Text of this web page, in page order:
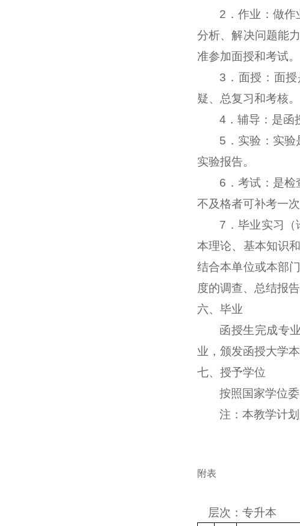
2 ．作业：做
分析、解决问题能
准参加面授和考试。
3 ．面授：面
疑、总复习和考核。
4 ．辅导：是
5 ．实验：实
实验报告。
6 ．考试：是
不及格者可补考一
7 ．毕业实习
本理论、基本知识
结合本单位或本部
度的调查、总结报
六、毕业
函授生完成专
业，颁发函授大学
七、授予学位
按照国家学位
注：本教学计
附表
层次：专升本